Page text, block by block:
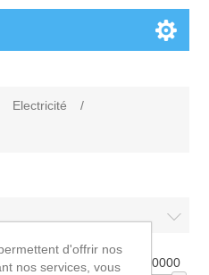
Electricité
/
10000
d'offrir nos
nos services, vous